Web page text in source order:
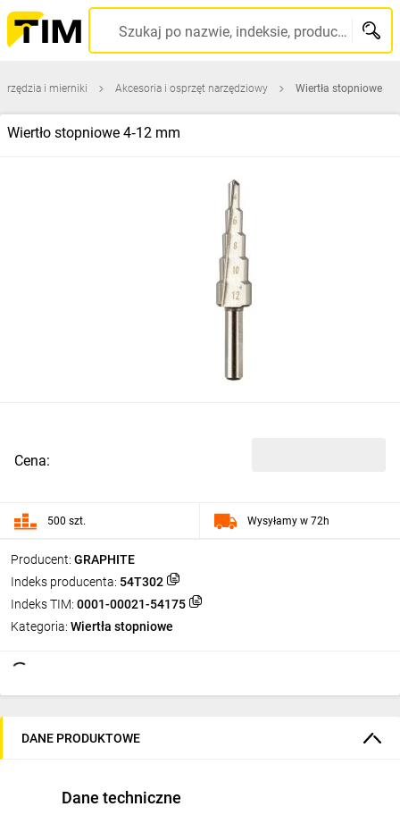
Szukaj po nazwie, indeksie, producencie, kodzie kreskowym...
i mierniki Akcesoria i osprzęt narzędziowy Wiertła stopniowe
Wiertło stopniowe 4‑12 mm
Producent: GRAPHITE
Indeks producenta: 54T302
Indeks TIM: 0001-00021-54175
Kategoria: Wiertła stopniowe
Cena:
500 szt. Wysyłamy w 72h
DANE PRODUKTOWE
Dane techniczne